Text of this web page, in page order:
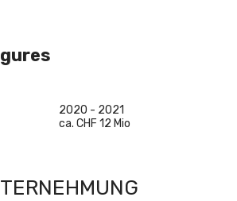
2020 - 2021
ca. CHF 12 Mio